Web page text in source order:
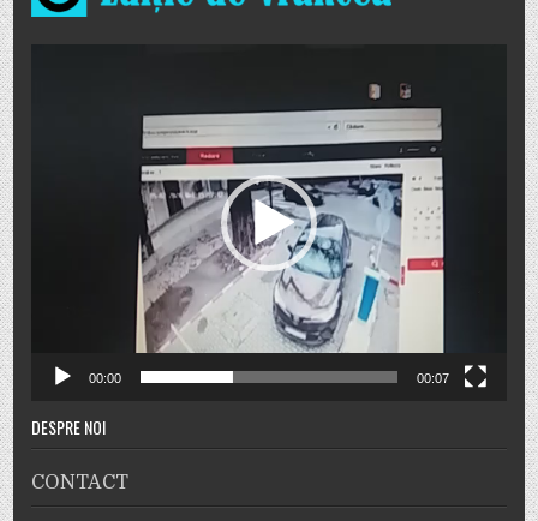
00:00 00:07
DESPRE NOI
CONTACT